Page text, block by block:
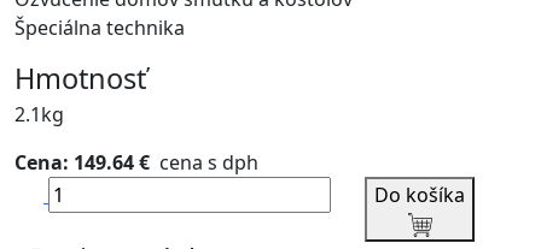
Špeciálna technika
Hmotnosť
2.1kg
Cena: 149.64 € cena s dph
Do košíka